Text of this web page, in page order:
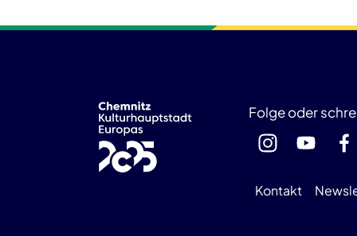
Folge oder
Kontakt